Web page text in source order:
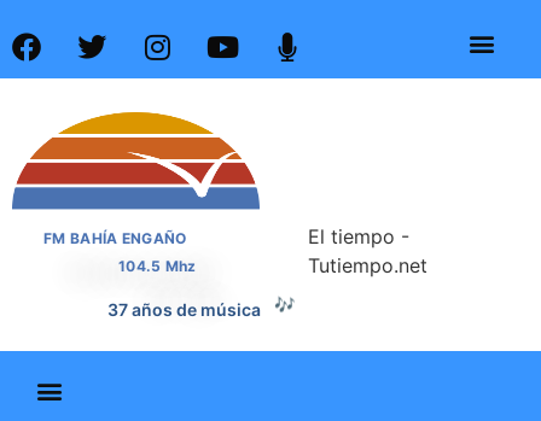
FM BAHÍA ENGAÑO
104.5 Mhz
37 años de música 🎶
El tiempo -
Tutiempo.net